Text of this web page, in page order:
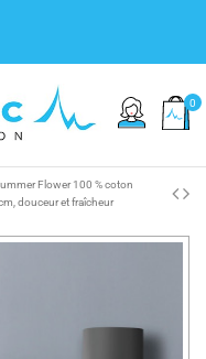
0
Flower 100 % coton
douceur et fraîcheur